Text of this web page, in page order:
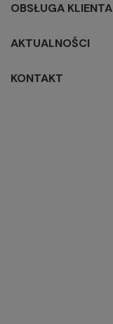
OBSŁUGA KLIENTA
AKTUALNOŚCI
KONTAKT